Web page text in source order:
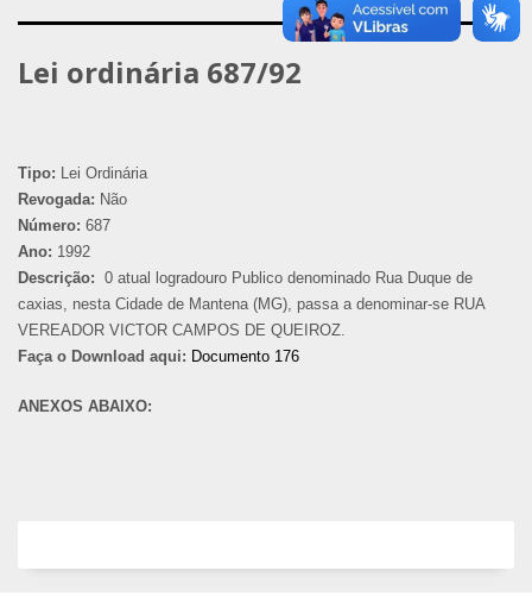
Lei ordinária 687/92
Tipo: Lei Ordinária
Revogada: Não
Número: 687
Ano: 1992
Descrição: 0 atual logradouro Publico denominado Rua Duque de
caxias, nesta Cidade de Mantena (MG), passa a denominar-se RUA
VEREADOR VICTOR CAMPOS DE QUEIROZ.
Faça o Download aqui: Documento 176
ANEXOS ABAIXO: